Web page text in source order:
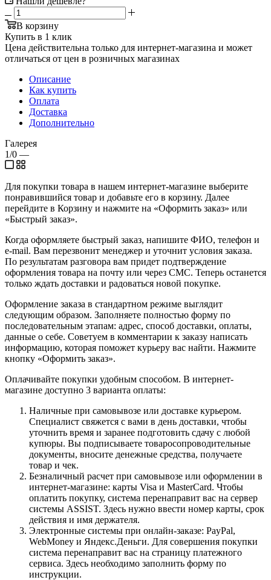
В корзину
Купить в 1 клик
Цена действительна только для интернет-магазина и может
отличаться от цен в розничных магазинах
Описание
Как купить
Оплата
Доставка
Дополнительно
Галерея
1/0 —
Для покупки товара в нашем интернет-магазине выберите
понравившийся товар и добавьте его в корзину. Далее
перейдите в Корзину и нажмите на «Оформить заказ» или
«Быстрый заказ».
Когда оформляете быстрый заказ, напишите ФИО, телефон и
e-mail. Вам перезвонит менеджер и уточнит условия заказа.
По результатам разговора вам придет подтверждение
оформления товара на почту или через СМС. Теперь останется
только ждать доставки и радоваться новой покупке.
Оформление заказа в стандартном режиме выглядит
следующим образом. Заполняете полностью форму по
последовательным этапам: адрес, способ доставки, оплаты,
данные о себе. Советуем в комментарии к заказу написать
информацию, которая поможет курьеру вас найти. Нажмите
кнопку «Оформить заказ».
Оплачивайте покупки удобным способом. В интернет-
магазине доступно 3 варианта оплаты:
Наличные при самовывозе или доставке курьером.
Специалист свяжется с вами в день доставки, чтобы
уточнить время и заранее подготовить сдачу с любой
купюры. Вы подписываете товаросопроводительные
документы, вносите денежные средства, получаете
товар и чек.
Безналичный расчет при самовывозе или оформлении в
интернет-магазине: карты Visa и MasterCard. Чтобы
оплатить покупку, система перенаправит вас на сервер
системы ASSIST. Здесь нужно ввести номер карты, срок
действия и имя держателя.
Электронные системы при онлайн-заказе: PayPal,
WebMoney и Яндекс.Деньги. Для совершения покупки
система перенаправит вас на страницу платежного
сервиса. Здесь необходимо заполнить форму по
инструкции.